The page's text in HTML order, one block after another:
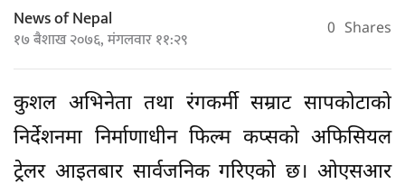
News of Nepal
१७ बैशाख २०७६, मंगलवार ११:२९ 0 Shares
कुशल अभिनेता तथा रंगकर्मी सम्राट सापकोटाको
निर्देशनमा निर्माणाधीन फिल्म कप्सको अफिसियल
ट्रेलर आइतबार सार्वजनिक गरिएको छ। ओएसआर